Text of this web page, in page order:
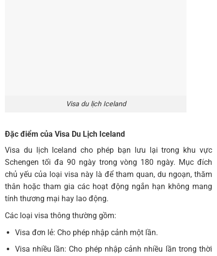
Visa du lịch Iceland
Đặc điểm của Visa Du Lịch Iceland
Visa du lịch Iceland cho phép bạn lưu lại trong khu vực
Schengen tối đa 90 ngày trong vòng 180 ngày. Mục đích
chủ yếu của loại visa này là để tham quan, du ngoạn, thăm
thân hoặc tham gia các hoạt động ngắn hạn không mang
tính thương mại hay lao động.
Các loại visa thông thường gồm:
Visa đơn lẻ: Cho phép nhập cảnh một lần.
Visa nhiều lần: Cho phép nhập cảnh nhiều lần trong thời